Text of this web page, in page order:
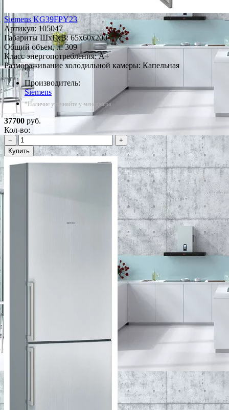
Siemens KG39FPY23
Артикул: 105047
Габариты ШxГxВ: 65x60x200
Общий объем, л: 309
Класс энергопотребления: A+
Размораживание холодильной камеры: Капельная
Производитель:
Siemens
*Наличие уточняйте у менеджера
37700 руб.
Кол-во:
−
+
Купить